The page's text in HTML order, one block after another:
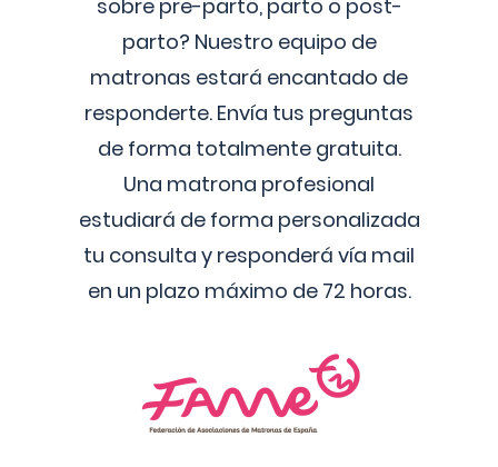
sobre pre-parto, parto o post-
parto? Nuestro equipo de
matronas estará encantado de
responderte. Envía tus preguntas
de forma totalmente gratuita.
Una matrona profesional
estudiará de forma personalizada
tu consulta y responderá vía mail
en un plazo máximo de 72 horas.